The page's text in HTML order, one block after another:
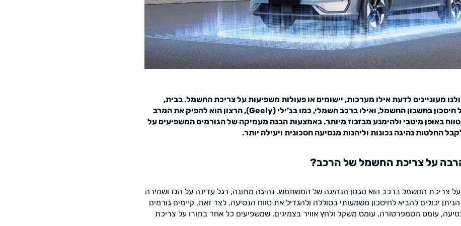
מעוניינים לדעת אילו מערכות, יישומים או פעולות משפיעות על צריכת החשמל. בבית,
המיקוד הוא בעיקר על חיסכון בחשבון החשמל, ואילו ברכב חשמלי, כמו בג’ילי (Geely), הרצון הוא להפיק את המרב
באופן מיטבי ולהימנע מבזבוז מיותר. באמצעות הבנה מעמיקה של הגורמים המשפיעים על
החלטות נהיגה נכונות וליהנות מנסיעה חסכונית ויעילה יותר.
על צריכת החשמל של הרכב?
צריכת החשמל ברכב הוא סגנון הנהיגה של המשתמש. נהיגה מתונה, רגל עדינה על הגז ושמירה
יכולים להביא לחיסכון משמעותי בסוללה ולהגדיל את טווח הנסיעה. לצד זאת, קיימים גורמים
עומס הטמפרטורה, עומס משקל ולחץ אוויר בצמיגים, שמשפיעים כל אחד בתורו על צריכת